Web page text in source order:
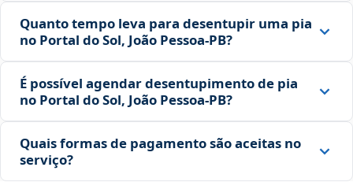
Quanto tempo leva para desentupir uma pia
no Portal do Sol, João Pessoa‑PB?
É possível agendar desentupimento de pia
no Portal do Sol, João Pessoa‑PB?
Quais formas de pagamento são aceitas no
serviço?